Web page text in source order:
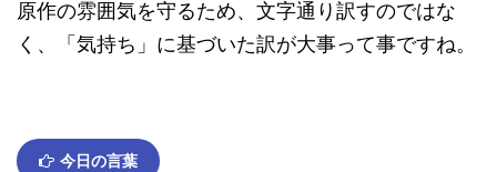
原作の雰囲気を守るため、文字通り訳すのではな
く、「気持ち」に基づいた訳が大事って事ですね。
今日の言葉